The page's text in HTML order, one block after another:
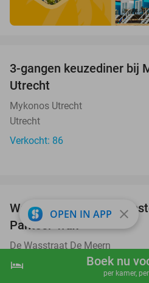
shopping_cart Boek
hotel Boek nu
per kamer,
3-gangen keuzediner bij
Utrecht
Mykonos Utrecht
Utrecht
Verkocht: 86
Wasprogramma 'Het
Pantser-wax
De Wasstraat De Meern
Utrecht
OPEN IN APP close